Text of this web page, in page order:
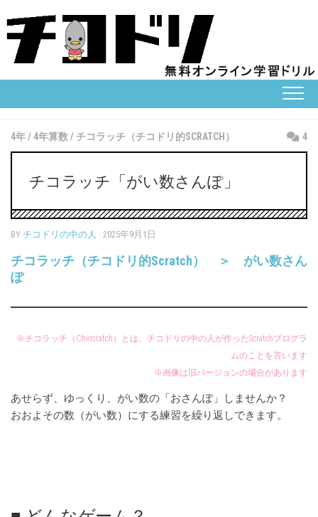
to
content
4年/ 4年算数/ チコラッチ（チコドリ的SCRATCH） 4
チコラッチ「がい数さんぽ」
BY チコドリの中の人 · 2025年9月1日
チコラッチ（チコドリ的Scratch） ＞ がい数さん
ぽ
※チコラッチ（Chicoratch）とは、チコドリの中の人が作ったScratchプログラ
ムのことを言います
※画像は旧バージョンの場合があります
あせらず、ゆっくり、がい数の「おさんぽ」しませんか？
おおよその数（がい数）にする練習を繰り返しできます。